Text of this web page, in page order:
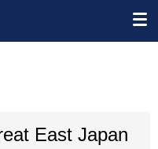
East Japan